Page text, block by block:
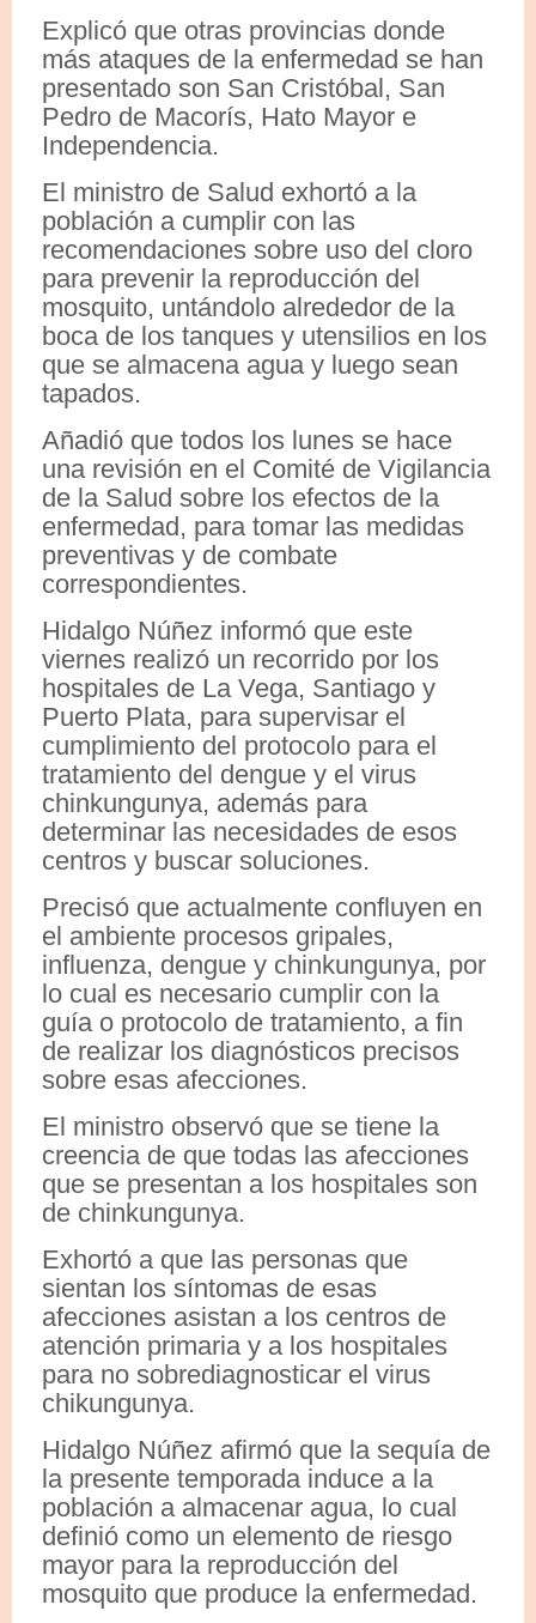
Explicó que otras provincias donde
más ataques de la enfermedad se han
presentado son San Cristóbal, San
Pedro de Macorís, Hato Mayor e
Independencia.
El ministro de Salud exhortó a la
población a cumplir con las
recomendaciones sobre uso del cloro
para prevenir la reproducción del
mosquito, untándolo alrededor de la
boca de los tanques y utensilios en los
que se almacena agua y luego sean
tapados.
Añadió que todos los lunes se hace
una revisión en el Comité de Vigilancia
de la Salud sobre los efectos de la
enfermedad, para tomar las medidas
preventivas y de combate
correspondientes.
Hidalgo Núñez informó que este
viernes realizó un recorrido por los
hospitales de La Vega, Santiago y
Puerto Plata, para supervisar el
cumplimiento del protocolo para el
tratamiento del dengue y el virus
chinkungunya, además para
determinar las necesidades de esos
centros y buscar soluciones.
Precisó que actualmente confluyen en
el ambiente procesos gripales,
influenza, dengue y chinkungunya, por
lo cual es necesario cumplir con la
guía o protocolo de tratamiento, a fin
de realizar los diagnósticos precisos
sobre esas afecciones.
El ministro observó que se tiene la
creencia de que todas las afecciones
que se presentan a los hospitales son
de chinkungunya.
Exhortó a que las personas que
sientan los síntomas de esas
afecciones asistan a los centros de
atención primaria y a los hospitales
para no sobrediagnosticar el virus
chikungunya.
Hidalgo Núñez afirmó que la sequía de
la presente temporada induce a la
población a almacenar agua, lo cual
definió como un elemento de riesgo
mayor para la reproducción del
mosquito que produce la enfermedad.